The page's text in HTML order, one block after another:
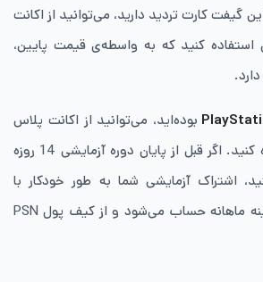
گیفت کارت تردید دارید، می‌توانید از اکانت
استفاده کنید که به واسطه‌ی قیمت پایین،
بوده‌اید، می‌توانید از اکانت پلاس
14 روزه رایگان استفاده کنید. اگر قبل از پایان دوره آزمایشی 14 روزه
اشتراک آزمایشی شما به طور خودکار با
اشتراک ماهانه و با هزینه ماهانه حساب می‌شود و از کیف پول PSN